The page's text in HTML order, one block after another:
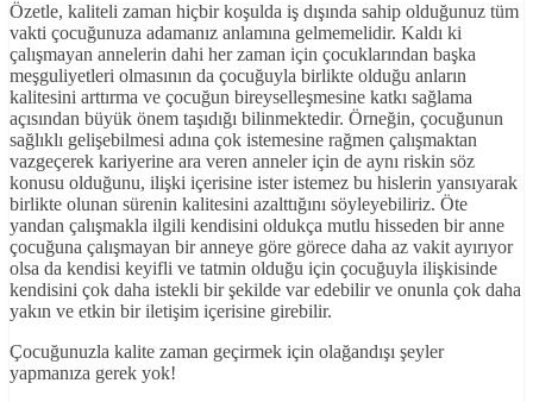
Özetle, kaliteli zaman hiçbir koşulda iş dışında sahip olduğunuz tüm
vakti çocuğunuza adamanız anlamına gelmemelidir. Kaldı ki
çalışmayan annelerin dahi her zaman için çocuklarından başka
meşguliyetleri olmasının da çocuğuyla birlikte olduğu anların
kalitesini arttırma ve çocuğun bireyselleşmesine katkı sağlama
açısından büyük önem taşıdığı bilinmektedir. Örneğin, çocuğunun
sağlıklı gelişebilmesi adına çok istemesine rağmen çalışmaktan
vazgeçerek kariyerine ara veren anneler için de aynı riskin söz
konusu olduğunu, ilişki içerisine ister istemez bu hislerin yansıyarak
birlikte olunan sürenin kalitesini azalttığını söyleyebiliriz. Öte
yandan çalışmakla ilgili kendisini oldukça mutlu hisseden bir anne
çocuğuna çalışmayan bir anneye göre görece daha az vakit ayırıyor
olsa da kendisi keyifli ve tatmin olduğu için çocuğuyla ilişkisinde
kendisini çok daha istekli bir şekilde var edebilir ve onunla çok daha
yakın ve etkin bir iletişim içerisine girebilir.
Çocuğunuzla kalite zaman geçirmek için olağandışı şeyler
yapmanıza gerek yok!